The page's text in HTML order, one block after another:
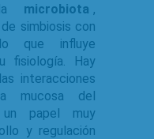
microbiota ,
simbiosis con
que influye
fisiología. Hay
interacciones
mucosa del
un papel muy
y regulación